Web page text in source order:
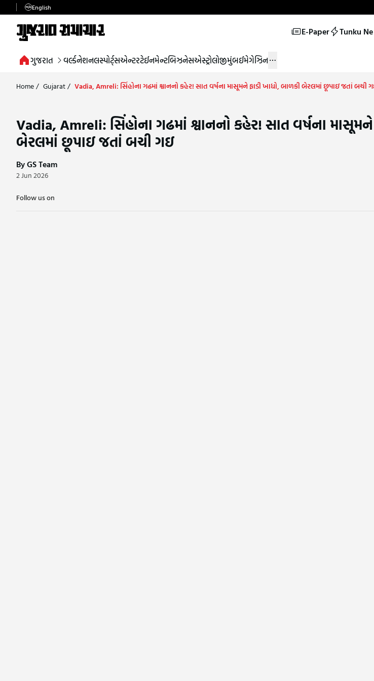
English
E-Paper Tunku
ગુજરાત વર્લ્ડનેશનલસ્પોર્ટ્સએન્ટરટેઈનમેન્ટબિઝનેસએસ્ટ્રોલોજીમુંબઈમેગેઝિન
Home/ Gujarat/ Vadia, Amreli: સિંહોના ગઢમાં શ્વાનનો કહેર! સાત વર્ષના માસૂમને ફાડી ખાધો, બાળકી બેરલમાં છૂપાઇ જતાં બચી
Vadia, Amreli: સિંહોના ગઢમાં શ્વાનનો કહેર! સાત વર્ષના માસૂમને
બેરલમાં છૂપાઇ જતાં બચી ગઇ
By GS Team
2 Jun 2026
Follow us on